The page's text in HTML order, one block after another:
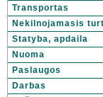
Transportas
Nekilnojamasis
Statyba, apdaila
Nuoma
Paslaugos
Darbas